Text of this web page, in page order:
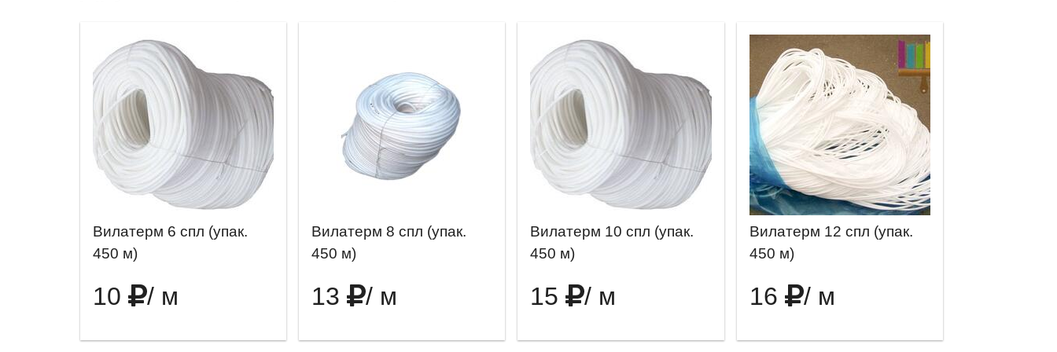
Вилатерм 6 спл (упак.
450 м)
10 / м
Вилатерм 8 спл (упак.
450 м)
13 / м
Вилатерм 10 спл (упак.
450 м)
15 / м
Вилатерм 12 спл (упак.
450 м)
16 / м